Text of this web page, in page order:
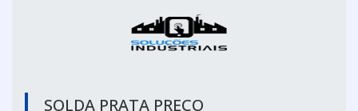
SOLDA PRATA PREÇO